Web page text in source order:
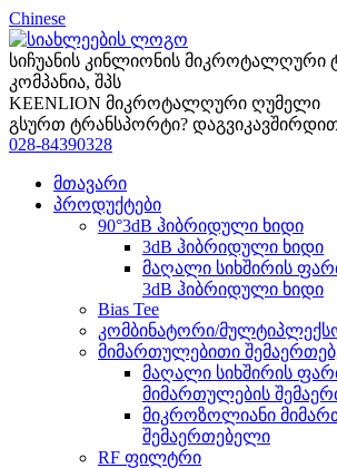
Chinese
სიჩუანის კინლიონის მიკროტალღური
კომპანია, შპს
KEENLION მიკროტალღური ღუმელი
გსურთ ტრანსპორტი?
028-84390328
მთავარი
პროდუქტები
90°3dB ჰიბრიდული ხიდი
3dB ჰიბრიდული ხიდი
მაღალი სიხშირის
3dB ჰიბრიდული ხიდი
Bias Tee
კომბინატორი/
მიმართულებითი
მაღალი სიხშირის
მიმართულების
მიკროზოლიანი
შემაერთებელი
RF ფილტრი